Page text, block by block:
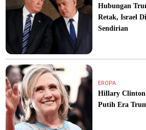
Hubungan
Retak, Israel
Sendirian
EROPA
Hillary Clinton
Putih Era